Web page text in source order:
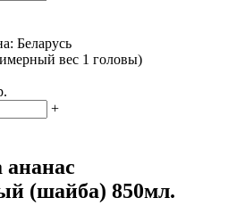
Беларусь
вес 1 головы)
+
ананас
(шайба) 850мл.